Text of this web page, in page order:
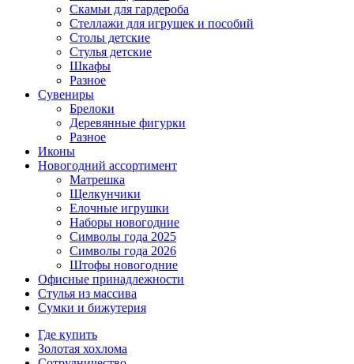
Скамьи для гардероба
Стеллажи для игрушек и пособий
Столы детские
Стулья детские
Шкафы
Разное
Сувениры
Брелоки
Деревянные фигурки
Разное
Иконы
Новогодний ассортимент
Матрешка
Щелкунчики
Елочные игрушки
Наборы новогодние
Символы года 2025
Символы года 2026
Штофы новогодние
Офисные принадлежности
Стулья из массива
Сумки и бижутерия
Где купить
Золотая хохлома